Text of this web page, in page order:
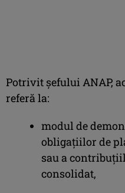
Potrivit şefului ANAP,
referă la:
modul de
obligaţiilor de
sau a
consolidat,